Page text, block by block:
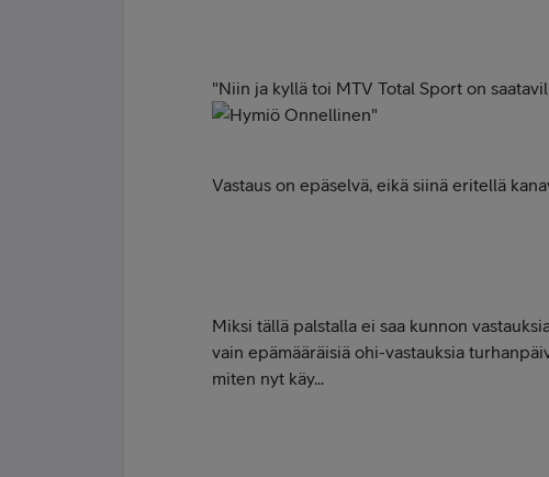
"Niin ja kyllä toi MTV Total Sport on
"
Vastaus on epäselvä, eikä siinä eritellä
Miksi tällä palstalla ei saa kunnon
vain epämääräisiä ohi-vastauksia
miten nyt käy...